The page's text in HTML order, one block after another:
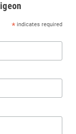
* indicates required